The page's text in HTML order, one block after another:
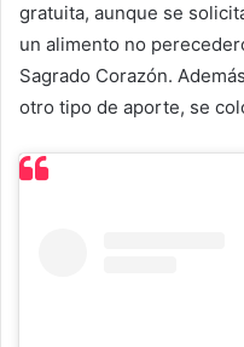
gratuita, aunque se
un alimento no
Sagrado Corazón.
otro tipo de aporte, se